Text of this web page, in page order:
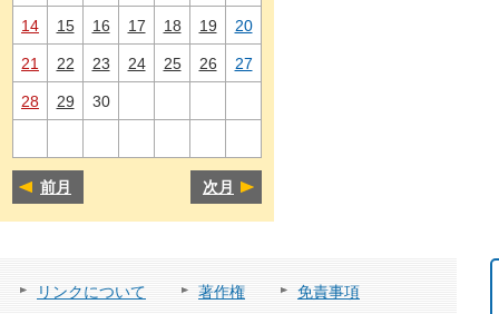
14 15 16 17 18 19 20
21 22 23 24 25 26 27
28 29 30
前月 次月
リンクについて 著作権
免責事項